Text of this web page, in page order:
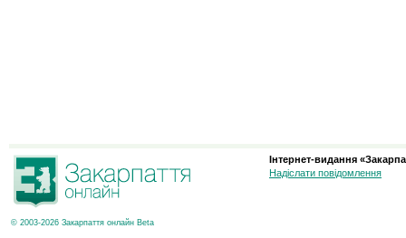
© 2003-2026 Закарпаття онлайн Beta
Інтернет-видання
Надіслати повідомлення